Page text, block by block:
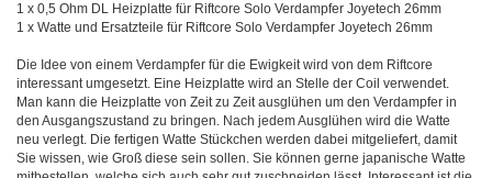
1 x 0,5 Ohm DL Heizplatte für Riftcore Solo Verdampfer Joyetech 26mm
1 x Watte und Ersatzteile für Riftcore Solo Verdampfer Joyetech 26mm
Die Idee von einem Verdampfer für die Ewigkeit wird von dem Riftcore
interessant umgesetzt. Eine Heizplatte wird an Stelle der Coil verwendet.
Man kann die Heizplatte von Zeit zu Zeit ausglühen um den Verdampfer in
den Ausgangszustand zu bringen. Nach jedem Ausglühen wird die Watte
neu verlegt. Die fertigen Watte Stückchen werden dabei mitgeliefert, damit
Sie wissen, wie Groß diese sein sollen. Sie können gerne japanische Watte